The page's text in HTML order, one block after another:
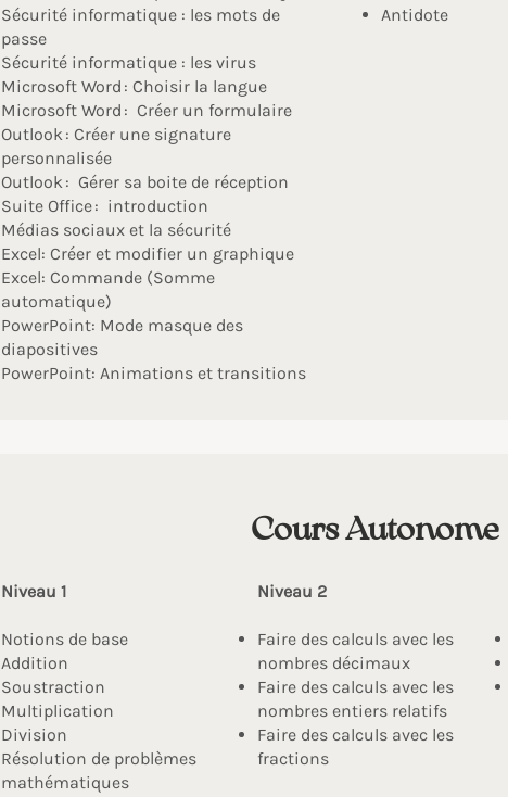
Sécurité informatique : les mots de
passe
Sécurité informatique : les virus
Microsoft Word : Choisir la langue
Microsoft Word : Créer un formulaire
Outlook : Créer une signature
personnalisée
Outlook : Gérer sa boite de réception
Suite Office : introduction
Médias sociaux et la sécurité
Excel: Créer et modifier un graphique
Excel: Commande (Somme
automatique)
PowerPoint: Mode masque des
diapositives
PowerPoint: Animations et transitions
Antidote
Cours Autonome
Niveau 1
Notions de base
​Addition
Soustraction
Multiplication
Division
Résolution de problèmes
mathématiques
Niveau 2
Faire des calculs avec les
nombres décimaux
Faire des calculs avec les
nombres entiers relatifs
Faire des calculs avec les
fractions